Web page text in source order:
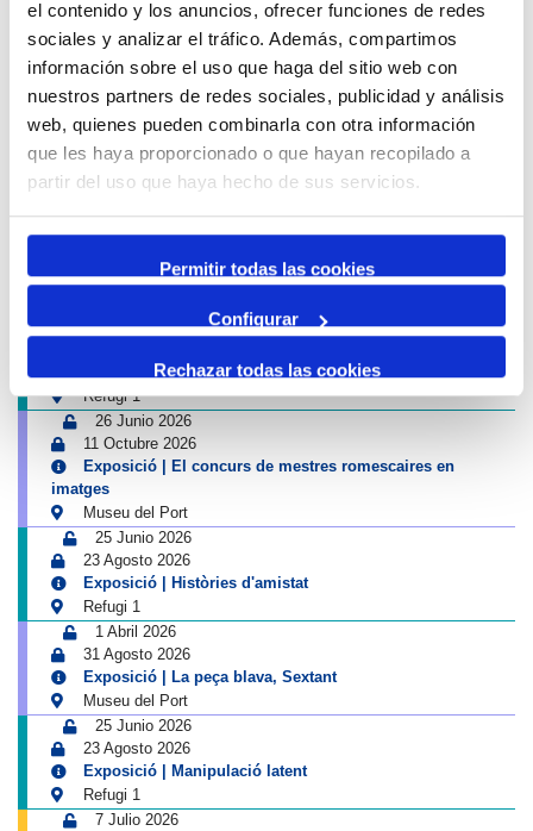
el contenido y los anuncios, ofrecer funciones de redes
sociales y analizar el tráfico. Además, compartimos
información sobre el uso que haga del sitio web con
nuestros partners de redes sociales, publicidad y análisis
web, quienes pueden combinarla con otra información
que les haya proporcionado o que hayan recopilado a
partir del uso que haya hecho de sus servicios.
Permitir todas las cookies
Configurar
Rechazar todas las cookies
12 Agosto 2026
13 Agosto 2026
-
Tancament accés Km 0| Eclipsi solar
Km 0
Próximas actividades Puerto y Ciudad
13 Septiembre 2026
Cambrils
10 Julio 2026
Exposició | Boscos. Cartografies del temps i del gest
Refugi 1
26 Junio 2026
11 Octubre 2026
Exposició | El concurs de mestres romescaires en
imatges
Museu del Port
25 Junio 2026
23 Agosto 2026
Exposició | Històries d'amistat
Refugi 1
1 Abril 2026
31 Agosto 2026
Exposició | La peça blava, Sextant
Museu del Port
25 Junio 2026
23 Agosto 2026
Exposició | Manipulació latent
Refugi 1
7 Julio 2026